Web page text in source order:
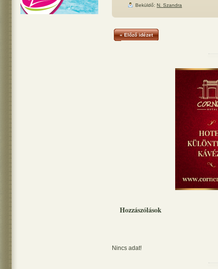
Beküldő: N. Szandra
« Előző idézet
Hozzászólások
Nincs adat!